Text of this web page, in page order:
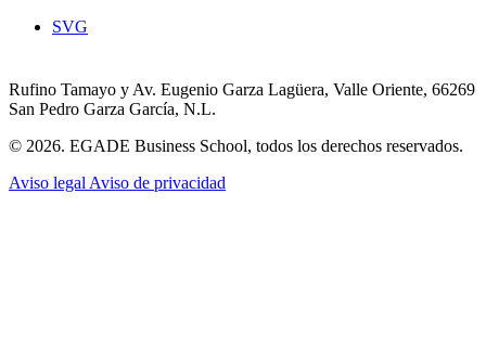
SVG
Rufino Tamayo y Av. Eugenio Garza Lagüera, Valle Oriente, 66269
San Pedro Garza García, N.L.
© 2026. EGADE Business School, todos los derechos reservados.
Aviso legal Aviso de privacidad